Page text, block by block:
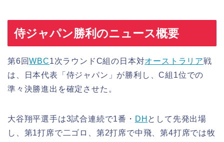
侍ジャパン勝利のニュース概要
第6回WBC1次ラウンドC組の日本対オーストラリア戦
は、日本代表「侍ジャパン」が勝利し、C組1位での
準々決勝進出を確定させた。
大谷翔平選手は3試合連続で1番・ DH として先発出場
し、第1打席で二ゴロ、第2打席で中飛、第4打席では牧